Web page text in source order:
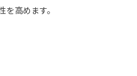
高めます。